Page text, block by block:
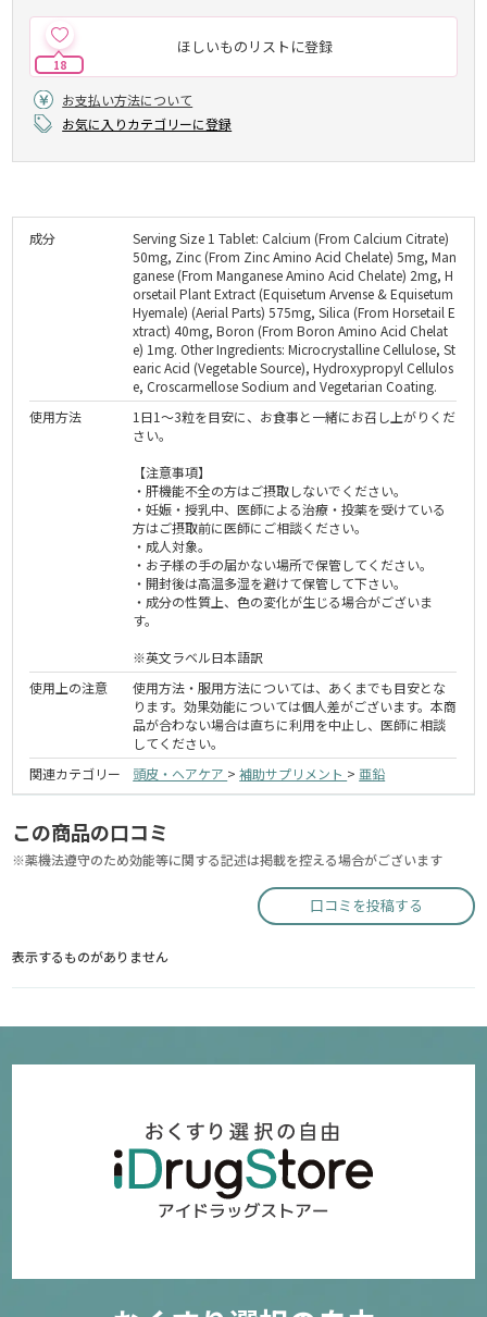
ほしいものリストに登録
18
お支払い方法について
お気に入りカテゴリーに登録
成分
Serving Size 1 Tablet: Calcium (From Calcium Citrate)
50mg, Zinc (From Zinc Amino Acid Chelate) 5mg, Man
ganese (From Manganese Amino Acid Chelate) 2mg, H
orsetail Plant Extract (Equisetum Arvense & Equisetum
Hyemale) (Aerial Parts) 575mg, Silica (From Horsetail E
xtract) 40mg, Boron (From Boron Amino Acid Chelat
e) 1mg. Other Ingredients: Microcrystalline Cellulose, St
earic Acid (Vegetable Source), Hydroxypropyl Cellulos
e, Croscarmellose Sodium and Vegetarian Coating.
使用方法
1日1～3粒を目安に、お食事と一緒にお召し上がりくだ
さい。
【注意事項】
・肝機能不全の方はご摂取しないでください。
・妊娠・授乳中、医師による治療・投薬を受けている
方はご摂取前に医師にご相談ください。
・成人対象。
・お子様の手の届かない場所で保管してください。
・開封後は高温多湿を避けて保管して下さい。
・成分の性質上、色の変化が生じる場合がございま
す。
※英文ラベル日本語訳
使用上の注意
使用方法・服用方法については、あくまでも目安とな
ります。効果効能については個人差がございます。本商
品が合わない場合は直ちに利用を中止し、医師に相談
してください。
関連カテゴリー
頭皮・ヘアケア >補助サプリメント > 亜鉛
この商品の口コミ
※薬機法遵守のため効能等に関する記述は掲載を控える場合がございます
口コミを投稿する
表示するものがありません